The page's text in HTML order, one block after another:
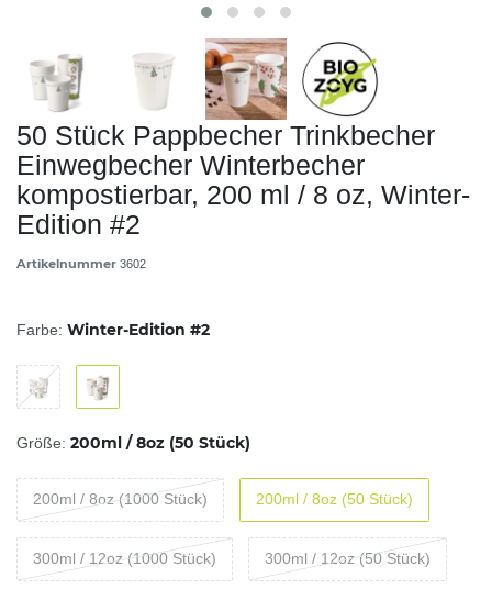
50 Stück Pappbecher Trinkbecher
Einwegbecher Winterbecher
kompostierbar, 200 ml / 8 oz, Winter-
Edition #2
Artikelnummer 3602
Farbe: Winter-Edition #2
Größe: 200ml / 8oz (50 Stück)
200ml / 8oz (1000 Stück) 200ml / 8oz (50 Stück)
300ml / 12oz (1000 Stück) 300ml / 12oz (50 Stück)